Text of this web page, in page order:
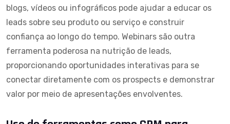
blogs, vídeos ou infográficos pode ajudar a educar os
leads sobre seu produto ou serviço e construir
confiança ao longo do tempo. Webinars são outra
ferramenta poderosa na nutrição de leads,
proporcionando oportunidades interativas para se
conectar diretamente com os prospects e demonstrar
valor por meio de apresentações envolventes.